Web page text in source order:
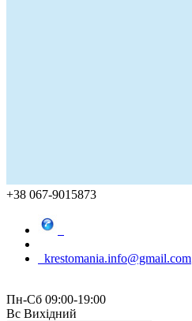
+38 067-9015873
krestomania.info@gmail.com
Пн-Сб 09:00-19:00
Вс Вихідний